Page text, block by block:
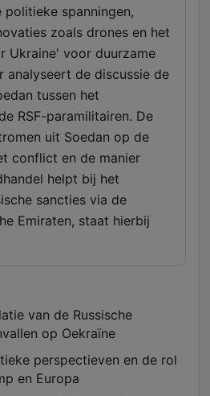
politieke spanningen,
zoals drones en het
Ukraine' voor duurzame
analyseert de discussie de
tussen het
RSF-paramilitairen. De
uit Soedan op de
conflict en de manier
helpt bij het
sancties via de
Emiraten, staat hierbij
van de Russische
op Oekraïne
perspectieven en de rol
en Europa